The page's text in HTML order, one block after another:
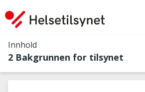
Innhold
2 Bakgrunnen for tilsynet